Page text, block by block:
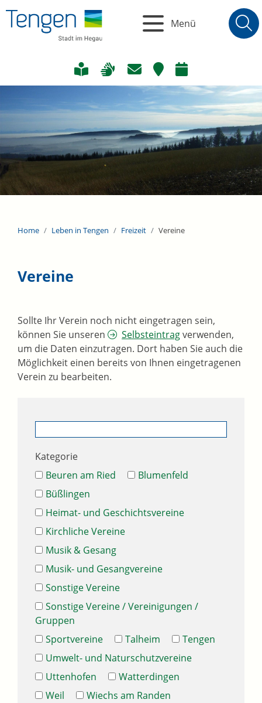
Menü
Home Leben in Tengen Freizeit Vereine
Vereine
Sollte Ihr Verein noch nicht eingetragen sein,
können Sie unseren
Selbsteintragverwenden,
um die Daten einzutragen. Dort haben Sie auch die
Möglichkeit einen bereits von Ihnen eingetragenen
Verein zu bearbeiten.
Kategorie
Beuren am Ried
Blumenfeld
Büßlingen
Heimat- und Geschichtsvereine
Kirchliche Vereine
Musik & Gesang
Musik- und Gesangvereine
Sonstige Vereine
Sonstige Vereine / Vereinigungen /
Gruppen
Sportvereine
Talheim
Tengen
Umwelt- und Naturschutzvereine
Uttenhofen
Watterdingen
Weil
Wiechs am Randen